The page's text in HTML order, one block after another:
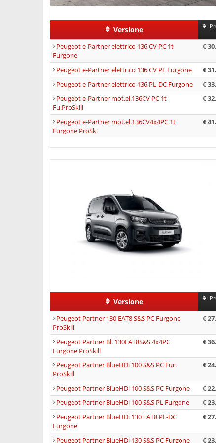
Peugeot
Versione
Peugeot e-Partner elettrico 136 CV PC 1t
Furgone
€
Peugeot e-Partner elettrico 136 CV PL Furgone €
Peugeot e-Partner elettrico 136 PL-DC Furgone
€
Peugeot e-Partner mot.el.136CV PC 1t
Fu.ProSkill
€
Peugeot e-Partner mot.el.136CV4x4PC 1t
Furgone ProSk.
€
Versione
Peugeot Partner 130 EAT8 S&S PC Furgone
ProSkill
€
Peugeot Partner Bl. 130EAT8S&S 4x4PC
Furgone ProSkill
€
Peugeot Partner BlueHDi 100 S&S PC Fur.
ProSkill
€
Peugeot Partner BlueHDi 100 S&S PC Furgone €
Peugeot Partner BlueHDi 100 S&S PL Furgone
€
Peugeot Partner BlueHDi 130 EAT8 PL-DC
Furgone
€
Peugeot Partner BlueHDi 130 S&S PC Furgone €